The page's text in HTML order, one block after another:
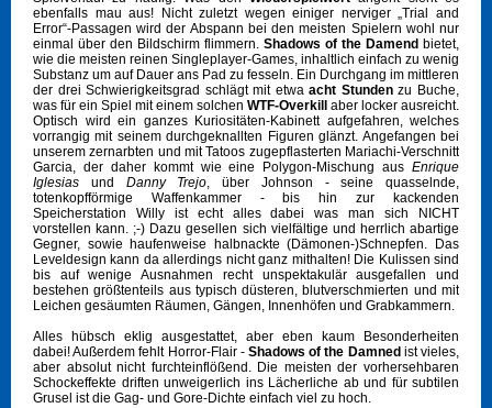
ebenfalls mau aus! Nicht zuletzt wegen einiger nerviger „Trial and
Error“-Passagen wird der Abspann bei den meisten Spielern wohl nur
einmal über den Bildschirm flimmern. Shadows of the Damend bietet,
wie die meisten reinen Singleplayer-Games, inhaltlich einfach zu wenig
Substanz um auf Dauer ans Pad zu fesseln. Ein Durchgang im mittleren
der drei Schwierigkeitsgrad schlägt mit etwaacht Stundenzu Buche,
was für ein Spiel mit einem solchen WTF-Overkill
aber locker ausreicht.
Optisch wird ein ganzes Kuriositäten-Kabinett aufgefahren, welches
vorrangig mit seinem durchgeknallten Figuren glänzt. Angefangen bei
unserem zernarbten und mit Tatoos zugepflasterten Mariachi-Verschnitt
Garcia, der daher kommt wie eine Polygon-Mischung aus Enrique
Iglesias und Danny Trejo, über Johnson - seine quasselnde,
totenkopfförmige Waffenkammer - bis hin zur kackenden
Speicherstation Willy ist echt alles dabei was man sich NICHT
vorstellen kann. ;-) Dazu gesellen sich vielfältige und herrlich abartige
Gegner, sowie haufenweise halbnackte (Dämonen-)Schnepfen. Das
Leveldesign kann da allerdings nicht ganz mithalten! Die Kulissen sind
bis auf wenige Ausnahmen recht unspektakulär ausgefallen und
bestehen größtenteils aus typisch düsteren, blutverschmierten und mit
Leichen gesäumten Räumen, Gängen, Innenhöfen und Grabkammern.
Alles hübsch eklig ausgestattet, aber eben kaum Besonderheiten
dabei! Außerdem fehlt Horror-Flair - Shadows of the Damned ist vieles,
aber absolut nicht furchteinflößend. Die meisten der vorhersehbaren
Schockeffekte driften unweigerlich ins Lächerliche ab und für subtilen
Grusel ist die Gag- und Gore-Dichte einfach viel zu hoch.